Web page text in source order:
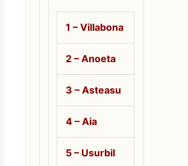
1 – Villabona
2 –Anoeta
3 –Asteasu
4 – Aia
5 – Usurbil